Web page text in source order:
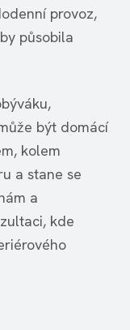
provoz,
působila
být domácí
kolem
a stane se
a
kde